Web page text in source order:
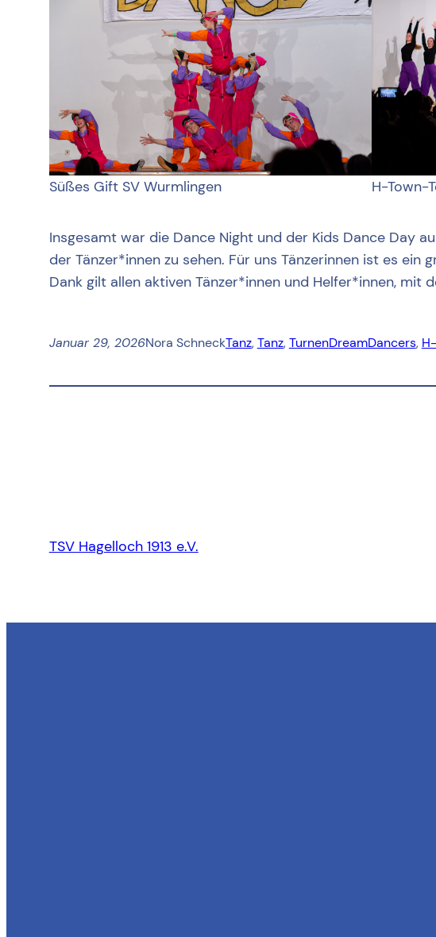
Süßes Gift SV Wurmlingen H-Town-
Insgesamt war die Dance Night und der Kids Dance Day
der Tänzer*innen zu sehen. Für uns Tänzerinnen ist es
Dank gilt allen aktiven Tänzer*innen und Helfer*innen, mit
Januar 29, 2026Nora SchneckTanz, Tanz, TurnenDreamDancers,
TSV Hagelloch 1913 e.V.